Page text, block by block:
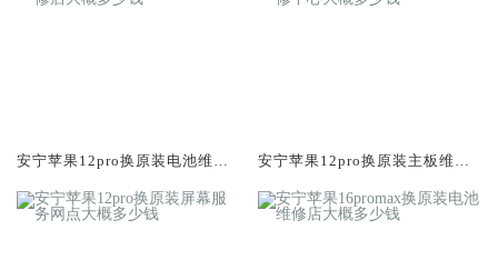
安宁苹果12pro换原装电池维修
安宁苹果12pro换原装主板维修